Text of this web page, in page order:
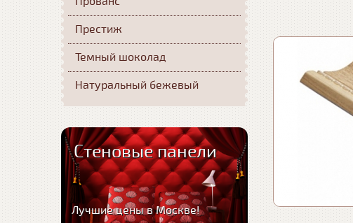
Престиж
Темный шоколад
Натуральный бежевый
Стеновые панели
Лучшие цены в Москве!